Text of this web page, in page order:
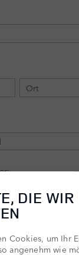
DIE WIR
Cookies, um Ihr
angenehm wie